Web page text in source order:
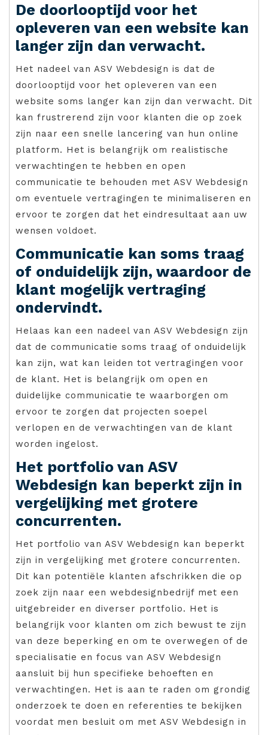
De doorlooptijd voor het
opleveren van een website kan
langer zijn dan verwacht.
Het nadeel van ASV Webdesign is dat de
doorlooptijd voor het opleveren van een
website soms langer kan zijn dan verwacht. Dit
kan frustrerend zijn voor klanten die op zoek
zijn naar een snelle lancering van hun online
platform. Het is belangrijk om realistische
verwachtingen te hebben en open
communicatie te behouden met ASV Webdesign
om eventuele vertragingen te minimaliseren en
ervoor te zorgen dat het eindresultaat aan uw
wensen voldoet.
Communicatie kan soms traag
of onduidelijk zijn, waardoor de
klant mogelijk vertraging
ondervindt.
Helaas kan een nadeel van ASV Webdesign zijn
dat de communicatie soms traag of onduidelijk
kan zijn, wat kan leiden tot vertragingen voor
de klant. Het is belangrijk om open en
duidelijke communicatie te waarborgen om
ervoor te zorgen dat projecten soepel
verlopen en de verwachtingen van de klant
worden ingelost.
Het portfolio van ASV
Webdesign kan beperkt zijn in
vergelijking met grotere
concurrenten.
Het portfolio van ASV Webdesign kan beperkt
zijn in vergelijking met grotere concurrenten.
Dit kan potentiële klanten afschrikken die op
zoek zijn naar een webdesignbedrijf met een
uitgebreider en diverser portfolio. Het is
belangrijk voor klanten om zich bewust te zijn
van deze beperking en om te overwegen of de
specialisatie en focus van ASV Webdesign
aansluit bij hun specifieke behoeften en
verwachtingen. Het is aan te raden om grondig
onderzoek te doen en referenties te bekijken
voordat men besluit om met ASV Webdesign in